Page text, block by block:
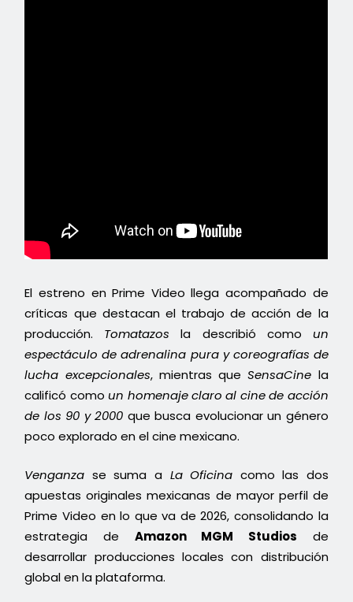
El estreno en Prime Video llega acompañado de
críticas que destacan el trabajo de acción de la
producción. Tomatazos la describió como un
espectáculo de adrenalina pura y coreografías de
lucha excepcionales, mientras queSensaCine la
calificó comoun homenaje claro al cine de acción
de los 90 y 2000 que busca evolucionar un género
poco explorado en el cine mexicano.
Venganza se suma a La Oficina como las dos
apuestas originales mexicanas de mayor perfil de
Prime Video en lo que va de 2026, consolidando la
estrategia de Amazon MGM Studios de
desarrollar producciones locales con distribución
global en la plataforma.